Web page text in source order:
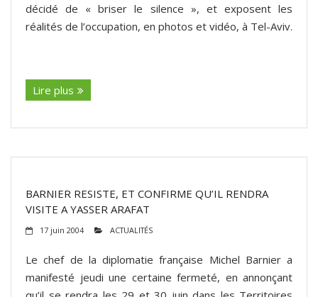
décidé de « briser le silence », et exposent les
réalités de l’occupation, en photos et vidéo, à Tel-Aviv.
Lire plus
BARNIER RESISTE, ET CONFIRME QU’IL RENDRA
VISITE A YASSER ARAFAT
17 juin 2004 ACTUALITÉS
Le chef de la diplomatie française Michel Barnier a
manifesté jeudi une certaine fermeté, en annonçant